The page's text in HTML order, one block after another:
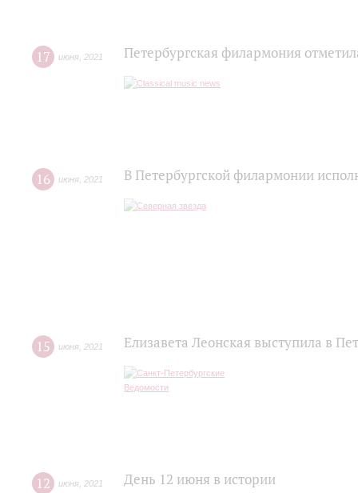
17 июня 2021 Петербургская филармония
16 июня 2021 В Петербургской филармонии
15 июня 2021 Елизавета Леонская выступила в
12 июня 2021 День 12 июня в истории